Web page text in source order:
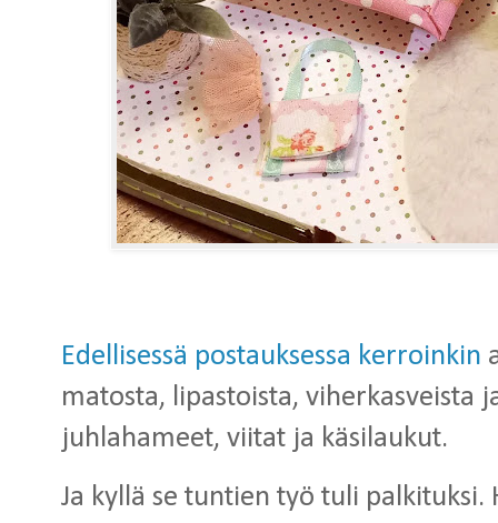
Edellisessä postauksessa kerroinkin
matosta, lipastoista, viherkasveista
juhlahameet, viitat ja käsilaukut.
Ja kyllä se tuntien työ tuli